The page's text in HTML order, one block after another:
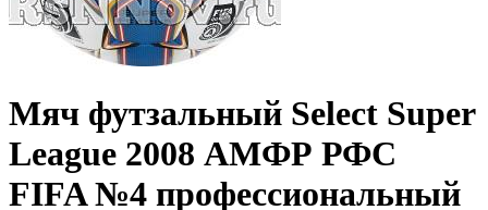
Мяч футзальный Select Super
League 2008 АМФР РФС
FIFA №4 профессиональный